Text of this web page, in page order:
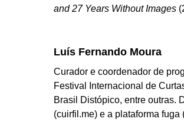
and 27 Years Without Images
Luís Fernando Moura
Curador e coordenador de
Festival Internacional de
Brasil Distópico, entre outras.
(cuirfil.me) e a plataforma